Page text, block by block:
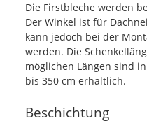
Die Firstbleche werden
Der Winkel ist für
kann jedoch bei der
werden. Die
möglichen Längen sind
bis 350 cm erhältlich.
Beschichtung